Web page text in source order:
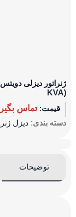
KVA)
قیمت: تماس
دسته بندی: دیزل
توضیحات